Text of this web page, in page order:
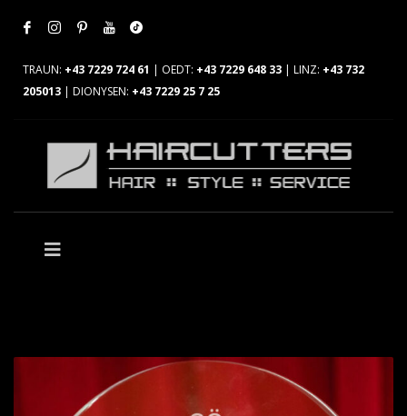
TRAUN: +43 7229 724 61 | OEDT: +43 7229 648 33 | LINZ: +43 732
205013 | DIONYSEN: +43 7229 25 7 25